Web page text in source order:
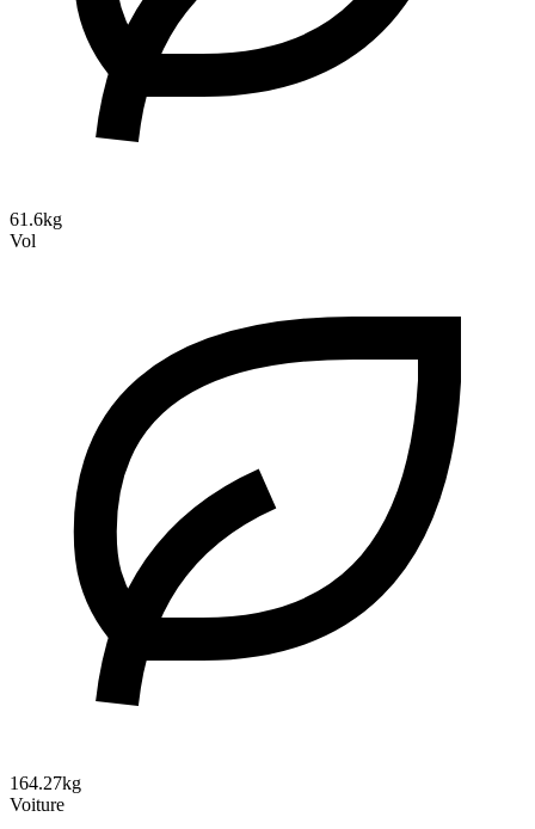
61.6kg
Vol
164.27kg
Voiture